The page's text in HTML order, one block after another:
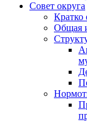
Совет округа
Кратко
Общая